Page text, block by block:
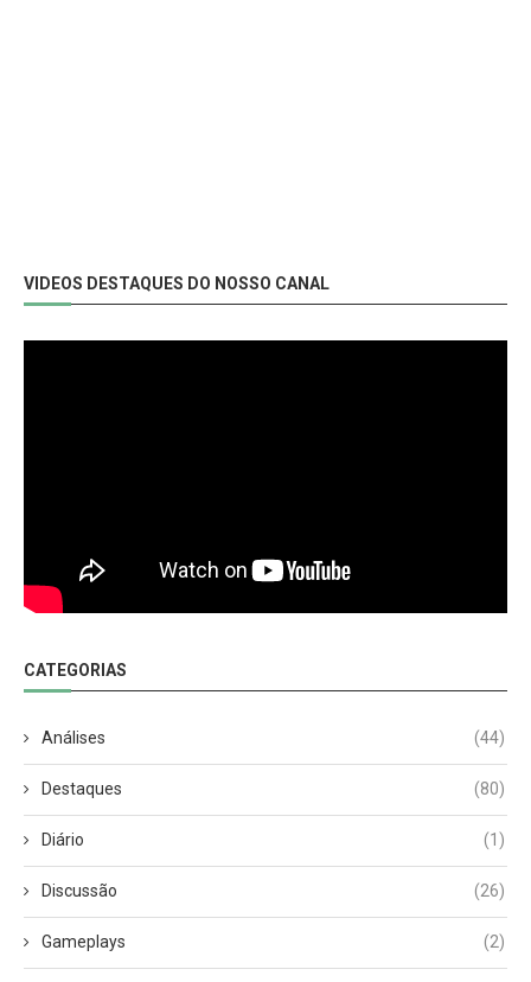
VIDEOS DESTAQUES DO NOSSO CANAL
CATEGORIAS
Análises (44)
Destaques (80)
Diário (1)
Discussão (26)
Gameplays (2)